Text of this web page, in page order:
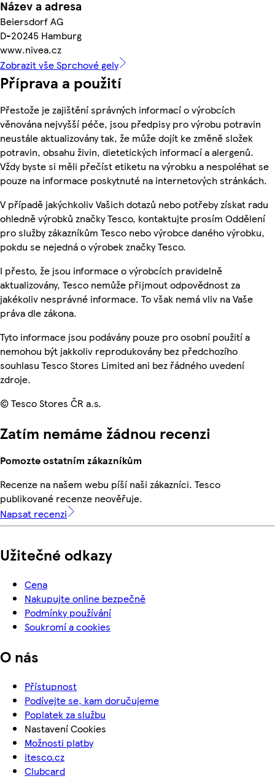
Název a adresa
Beiersdorf AG
D-20245 Hamburg
www.nivea.cz
Zobrazit vše Sprchové gely
Příprava a použití
Přestože je zajištění správných informací o výrobcích
věnována nejvyšší péče, jsou předpisy pro výrobu potravin
neustále aktualizovány tak, že může dojít ke změně složek
potravin, obsahu živin, dietetických informací a alergenů.
Vždy byste si měli přečíst etiketu na výrobku a nespoléhat se
pouze na informace poskytnuté na internetových stránkách.
V případě jakýchkoliv Vašich dotazů nebo potřeby získat radu
ohledně výrobků značky Tesco, kontaktujte prosím Oddělení
pro služby zákazníkům Tesco nebo výrobce daného výrobku,
pokdu se nejedná o výrobek značky Tesco.
I přesto, že jsou informace o výrobcích pravidelně
aktualizovány, Tesco nemůže přijmout odpovědnost za
jakékoliv nesprávné informace. To však nemá vliv na Vaše
práva dle zákona.
Tyto informace jsou podávány pouze pro osobní použití a
nemohou být jakkoliv reprodukovány bez předchozího
souhlasu Tesco Stores Limited ani bez řádného uvedení
zdroje.
© Tesco Stores ČR a.s.
Zatím nemáme žádnou recenzi
Pomozte ostatním zákazníkům
Recenze na našem webu píší naši zákazníci. Tesco
publikované recenze neověřuje.
Napsat recenzi
Užitečné odkazy
Cena
Nakupujte online bezpečně
Podmínky používání
Soukromí a cookies
O nás
Přístupnost
Podívejte se, kam doručujeme
Poplatek za službu
Nastavení Cookies
Možnosti platby
itesco.cz
Clubcard